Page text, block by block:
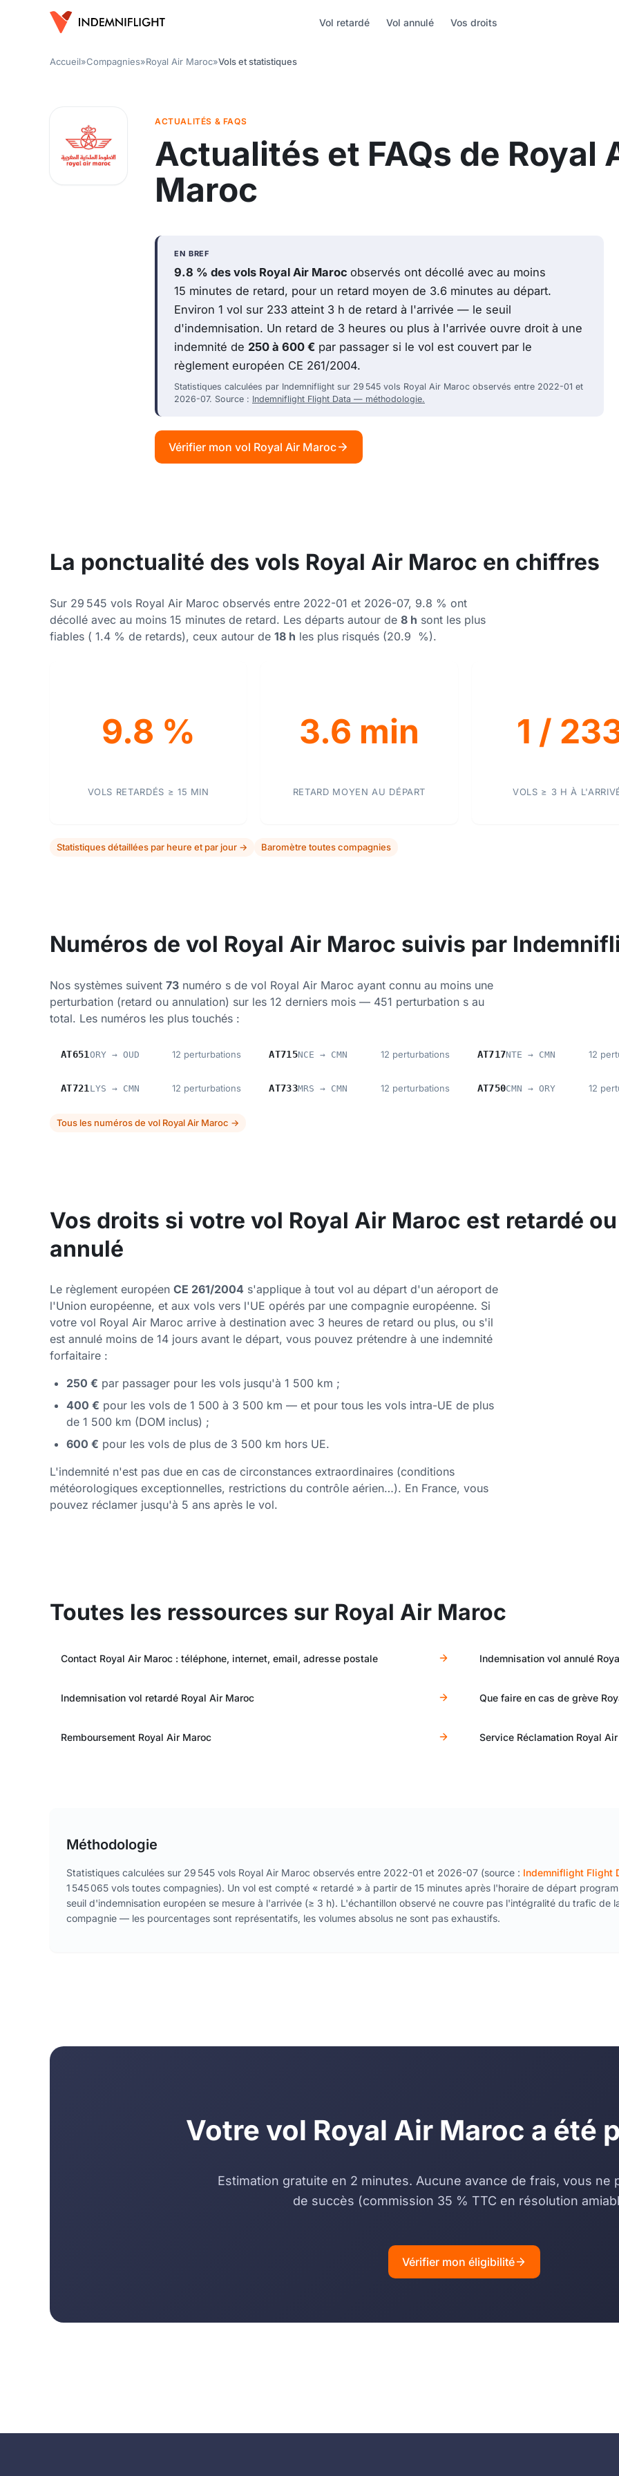
Vol retardé Vol annulé Vos droits
Accueil»Compagnies»Royal Air Maroc»Vols et statistiques
ACTUALITÉS & FAQS
Actualités et FAQs de Royal
Maroc
EN BREF
9.8 % des vols Royal Air Maroc observés ont décollé avec au moins
15 minutes de retard, pour un retard moyen de 3.6 minutes au départ.
Environ 1 vol sur 233 atteint 3 h de retard à l'arrivée — le seuil
d'indemnisation. Un retard de 3 heures ou plus à l'arrivée ouvre droit à une
indemnité de 250 à 600 € par passager si le vol est couvert par le
règlement européen CE 261/2004.
Statistiques calculées par Indemniflight sur 29 545 vols Royal Air Maroc observés entre 2022-01 et
2026-07. Source : Indemniflight Flight Data — méthodologie.
Vérifier mon vol Royal Air Maroc
La ponctualité des vols Royal Air Maroc en chiffres
Sur 29 545 vols Royal Air Maroc observés entre 2022-01 et 2026-07, 9.8 % ont
décollé avec au moins 15 minutes de retard. Les départs autour de 8 h sont les plus
fiables ( 1.4 % de retards), ceux autour de 18 h les plus risqués (20.9 %).
9.8 %
VOLS RETARDÉS ≥ 15 MIN
3.6 min
RETARD MOYEN AU DÉPART
1 /
VOLS ≥ 3 H À
Statistiques détaillées par heure et par jour → Baromètre toutes compagnies
Numéros de vol Royal Air Maroc suivis par
Nos systèmes suivent 73 numéro s de vol Royal Air Maroc ayant connu au moins une
perturbation (retard ou annulation) sur les 12 derniers mois — 451 perturbation s au
total. Les numéros les plus touchés :
AT651 ORY → OUD 12 perturbations AT715NCE → CMN 12 perturbations AT717NTE → CMN 12
AT721 LYS → CMN 12 perturbations AT733MRS → CMN 12 perturbations AT750CMN → ORY 12
Tous les numéros de vol Royal Air Maroc →
Vos droits si votre vol Royal Air Maroc est retardé ou
annulé
Le règlement européen CE 261/2004 s'applique à tout vol au départ d'un aéroport de
l'Union européenne, et aux vols vers l'UE opérés par une compagnie européenne. Si
votre vol Royal Air Maroc arrive à destination avec 3 heures de retard ou plus, ou s'il
est annulé moins de 14 jours avant le départ, vous pouvez prétendre à une indemnité
forfaitaire :
250 € par passager pour les vols jusqu'à 1 500 km ;
400 € pour les vols de 1 500 à 3 500 km — et pour tous les vols intra-UE de plus
de 1 500 km (DOM inclus) ;
600 € pour les vols de plus de 3 500 km hors UE.
L'indemnité n'est pas due en cas de circonstances extraordinaires (conditions
météorologiques exceptionnelles, restrictions du contrôle aérien…). En France, vous
pouvez réclamer jusqu'à 5 ans après le vol.
Toutes les ressources sur Royal Air Maroc
Contact Royal Air Maroc : téléphone, internet, email, adresse postale Indemnisation vol annulé
Indemnisation vol retardé Royal Air Maroc Que faire en cas de grève
Remboursement Royal Air Maroc Service Réclamation Royal
Méthodologie
Statistiques calculées sur 29 545 vols Royal Air Maroc observés entre 2022-01 et 2026-07 (source : Indemniflight Flight
1 545 065 vols toutes compagnies). Un vol est compté « retardé » à partir de 15 minutes après l'horaire de départ
seuil d'indemnisation européen se mesure à l'arrivée (≥ 3 h). L'échantillon observé ne couvre pas l'intégralité du trafic de
compagnie — les pourcentages sont représentatifs, les volumes absolus ne sont pas exhaustifs.
Votre vol Royal Air Maroc a été
Estimation gratuite en 2 minutes. Aucune avance de frais, vous ne
de succès (commission 35 % TTC en résolution
Vérifier mon éligibilité